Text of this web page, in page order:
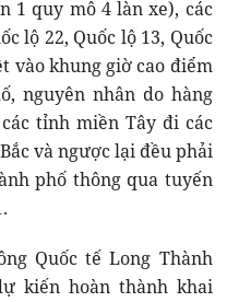
1 quy mô 4 làn xe), các
lộ 22, Quốc lộ 13, Quốc
vào khung giờ cao điểm
nguyên nhân do hàng
tỉnh miền Tây đi các
và ngược lại đều phải
phố thông qua tuyến
Quốc tế Long Thành
kiến hoàn thành khai